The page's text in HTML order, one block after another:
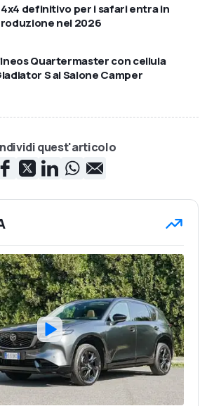
4x4 definitivo per i safari entra in
nel 2026
Quartermaster con cellula
S al Salone Camper
quest'articolo